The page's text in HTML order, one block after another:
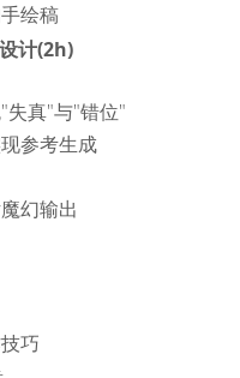
绘稿
计(2h)
失真"与"错位"
参考生成
幻输出
巧